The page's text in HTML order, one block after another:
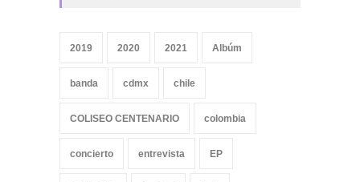
2019 2020 2021 Albúm
banda cdmx chile
COLISEO CENTENARIO colombia
concierto entrevista EP